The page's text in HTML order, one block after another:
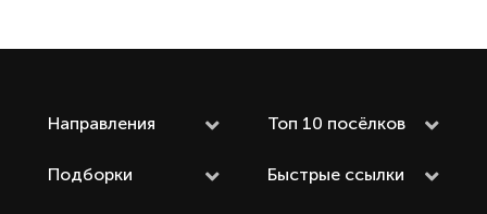
Направления Топ 10 посёлков
Подборки Быстрые ссылки